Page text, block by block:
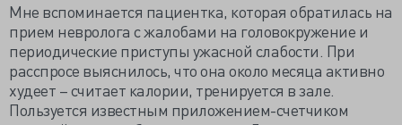
Мне вспоминается пациентка, которая обратилась на
прием невролога с жалобами на головокружение и
периодические приступы ужасной слабости. При
расспросе выяснилось, что она около месяца активно
худеет – считает калории, тренируется в зале.
Пользуется известным приложением-счетчиком